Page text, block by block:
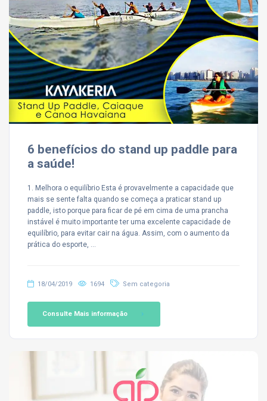
6 benefícios do stand up paddle para
a saúde!
1. Melhora o equilíbrio Esta é provavelmente a capacidade que
mais se sente falta quando se começa a praticar stand up
paddle, isto porque para ficar de pé em cima de uma prancha
instável é muito importante ter uma excelente capacidade de
equilíbrio, para evitar cair na água. Assim, com o aumento da
prática do esporte, …
18/04/2019 1694 Sem categoria
Consulte Mais informação